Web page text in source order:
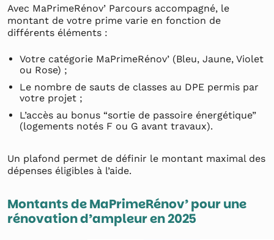
Avec MaPrimeRénov’ Parcours accompagné, le
montant de votre prime varie en fonction de
différents éléments :
Votre catégorie MaPrimeRénov’ (Bleu, Jaune, Violet
ou Rose) ;
Le nombre de sauts de classes au DPE permis par
votre projet ;
L’accès au bonus “sortie de passoire énergétique”
(logements notés F ou G avant travaux).
Un plafond permet de définir le montant maximal des
dépenses éligibles à l’aide.
Montants de MaPrimeRénov’ pour une
rénovation d’ampleur en 2025